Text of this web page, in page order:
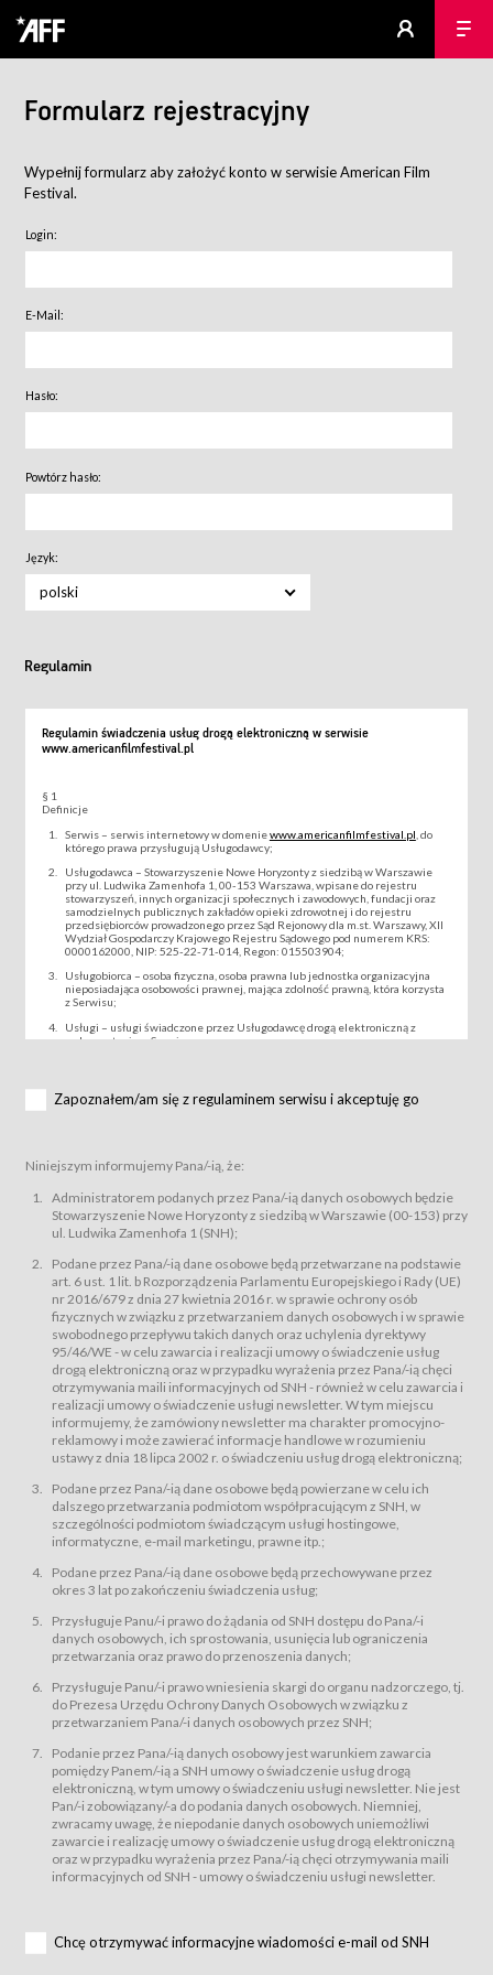
Formularz rejestracyjny
Wypełnij formularz aby założyć konto w serwisie American Film
Festival.
Login:
E-Mail:
Hasło:
Powtórz hasło:
Język:
polski
Regulamin
Regulamin świadczenia usług drogą elektroniczną w serwisie
www.americanfilmfestival.pl
§ 1
Definicje
Serwis – serwis internetowy w domeniewww.americanfilmfestival.pl , do
którego prawa przysługują Usługodawcy;
Usługodawca – Stowarzyszenie Nowe Horyzonty z siedzibą w Warszawie
przy ul. Ludwika Zamenhofa 1, 00-153 Warszawa, wpisane do rejestru
stowarzyszeń, innych organizacji społecznych i zawodowych, fundacji oraz
samodzielnych publicznych zakładów opieki zdrowotnej i do rejestru
przedsiębiorców prowadzonego przez Sąd Rejonowy dla m.st. Warszawy, XII
Wydział Gospodarczy Krajowego Rejestru Sądowego pod numerem KRS:
0000162000, NIP: 525-22-71-014, Regon: 015503904;
Usługobiorca – osoba fizyczna, osoba prawna lub jednostka organizacyjna
nieposiadająca osobowości prawnej, mająca zdolność prawną, która korzysta
z Serwisu;
Usługi – usługi świadczone przez Usługodawcę drogą elektroniczną z
wykorzystaniem Serwisu;
za pośrednictwem Serwisu;
podmiotom z branży mediów i filmowej (Akredytacje);
Bilety – wybrane dokumenty potwierdzające zawarcie umowy z
Usługodawcą i uprawniające do wzięcia udziału w Wydarzeniu,
przewidziane przez Usługodawcę dla danego Wydarzenia, tj. uprawniające
do uczestnictwa w wielu albo w pojedynczych seansach filmowych,
Sklep – sklep internetowy prowadzony przez Usługodawcę w Serwisie;
Regulamin – niniejszy regulamin.
§ 2
Postanowienia ogólne
Regulamin określa zasady:
świadczenia Usługobiorcom Usług przez Usługodawcę, z
zastrzeżeniem usług, o których mowa w ust. 2 pkt. 4 i 5 poniżej, których
zasady świadczenia precyzują odrębne regulaminy,
przetwarzania przez Usługodawcę danych osobowych Usługobiorców
będących osobami fizycznymi.
świadczy Usługi drogą elektroniczną w rozumieniu ustawy z dnia 18 lipca
2002 r. o świadczeniu usług drogą elektroniczną (Dz.U. z 2002 r., Nr 144, poz.
1204, z późń. zm.). Usługi świadczone są nieodpłatnie.
usługę przeglądania i odczytywania przez Usługobiorców materiałów
zamieszczanych w Serwisie,
usługę utrzymywania konta użytkownika w Serwisie,
usługę newsletter,
usługę zawierania na odległość umów nabycia Karnetów i Biletów,
usługę zawierania na odległość umów sprzedaży w Sklepie.
dnia 18 lipca 2002 r. o świadczeniu usług drogą elektroniczną (Dz.U. z 2002
r., Nr 144, poz. 1204, z późń. zm.). Usługi świadczone są nieodpłatnie.
Na zasadach określonych w Regulaminie dostęp do Serwisu jest otwarty dla
Usługobiorca przed rozpoczęciem korzystania z Serwisu jest zobowiązany
zapoznać się z Regulaminem. Założenie konta w Serwisie oraz zamówienie
usługi newsletter za pośrednictwem przeznaczonego do tego formularza
zamieszczonego na stronach Serwisu dostępnych dla wszystkich
Usługobiorców wymaga akceptacji postanowień Regulaminu.
Usługobiorca zobowiązany jest do przestrzegania postanowień Regulaminu
od chwili rozpoczęcia korzystania z Serwisu.
Regulamin jest udostępniony Usługobiorcom nieodpłatnie za
Warunki techniczne korzystania z Usług
Zapoznałem/am się z regulaminem serwisu i akceptuję go
Niniejszym informujemy Pana/-ią, że:
Administratorem podanych przez Pana/-ią danych osobowych będzie
Stowarzyszenie Nowe Horyzonty z siedzibą w Warszawie (00-153) przy
ul. Ludwika Zamenhofa 1 (SNH);
Podane przez Pana/-ią dane osobowe będą przetwarzane na podstawie
art. 6 ust. 1 lit. b Rozporządzenia Parlamentu Europejskiego i Rady (UE)
nr 2016/679 z dnia 27 kwietnia 2016 r. w sprawie ochrony osób
fizycznych w związku z przetwarzaniem danych osobowych i w sprawie
swobodnego przepływu takich danych oraz uchylenia dyrektywy
95/46/WE - w celu zawarcia i realizacji umowy o świadczenie usług
drogą elektroniczną oraz w przypadku wyrażenia przez Pana/-ią chęci
otrzymywania maili informacyjnych od SNH - również w celu zawarcia i
realizacji umowy o świadczenie usługi newsletter. W tym miejscu
informujemy, że zamówiony newsletter ma charakter promocyjno-
reklamowy i może zawierać informacje handlowe w rozumieniu
ustawy z dnia 18 lipca 2002 r. o świadczeniu usług drogą elektroniczną;
Podane przez Pana/-ią dane osobowe będą powierzane w celu ich
dalszego przetwarzania podmiotom współpracującym z SNH, w
szczególności podmiotom świadczącym usługi hostingowe,
informatyczne, e-mail marketingu, prawne itp.;
Podane przez Pana/-ią dane osobowe będą przechowywane przez
okres 3 lat po zakończeniu świadczenia usług;
Przysługuje Panu/-i prawo do żądania od SNH dostępu do Pana/-i
danych osobowych, ich sprostowania, usunięcia lub ograniczenia
przetwarzania oraz prawo do przenoszenia danych;
Przysługuje Panu/-i prawo wniesienia skargi do organu nadzorczego, tj.
do Prezesa Urzędu Ochrony Danych Osobowych w związku z
przetwarzaniem Pana/-i danych osobowych przez SNH;
Podanie przez Pana/-ią danych osobowy jest warunkiem zawarcia
pomiędzy Panem/-ią a SNH umowy o świadczenie usług drogą
elektroniczną, w tym umowy o świadczeniu usługi newsletter. Nie jest
Pan/-i zobowiązany/-a do podania danych osobowych. Niemniej,
zwracamy uwagę, że niepodanie danych osobowych uniemożliwi
zawarcie i realizację umowy o świadczenie usług drogą elektroniczną
oraz w przypadku wyrażenia przez Pana/-ią chęci otrzymywania maili
informacyjnych od SNH - umowy o świadczeniu usługi newsletter.
Chcę otrzymywać informacyjne wiadomości e-mail od SNH